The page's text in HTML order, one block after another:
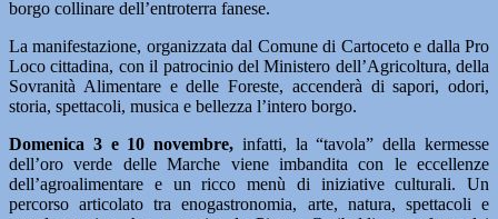
borgo collinare dell’entroterra fanese.
La manifestazione, organizzata dal Comune di Cartoceto e dalla Pro
Loco cittadina, con il patrocinio del Ministero dell’Agricoltura, della
Sovranità Alimentare e delle Foreste, accenderà di sapori, odori,
storia, spettacoli, musica e bellezza l’intero borgo.
Domenica 3 e 10 novembre, infatti, la “tavola” della kermesse
dell’oro verde delle Marche viene imbandita con le eccellenze
dell’agroalimentare e un ricco menù di iniziative culturali. Un
percorso articolato tra enogastronomia, arte, natura, spettacoli e